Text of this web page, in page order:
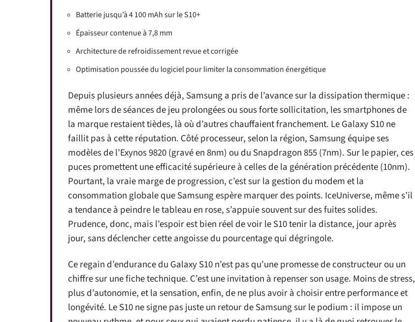
Batterie jusqu’à 4 100 mAh sur le S10+
Épaisseur contenue à 7,8 mm
Architecture de refroidissement revue et corrigée
Optimisation poussée du logiciel pour limiter la consommation énergétique
Depuis plusieurs années déjà, Samsung a pris de l’avance sur la dissipation thermique :
même lors de séances de jeu prolongées ou sous forte sollicitation, les smartphones de
la marque restaient tièdes, là où d’autres chauffaient franchement. Le Galaxy S10 ne
faillit pas à cette réputation. Côté processeur, selon la région, Samsung équipe ses
modèles de l’Exynos 9820 (gravé en 8nm) ou du Snapdragon 855 (7nm). Sur le papier, ces
puces promettent une efficacité supérieure à celles de la génération précédente (10nm).
Pourtant, la vraie marge de progression, c’est sur la gestion du modem et la
consommation globale que Samsung espère marquer des points. IceUniverse, même s’il
a tendance à peindre le tableau en rose, s’appuie souvent sur des fuites solides.
Prudence, donc, mais l’espoir est bien réel de voir le S10 tenir la distance, jour après
jour, sans déclencher cette angoisse du pourcentage qui dégringole.
Ce regain d’endurance du Galaxy S10 n’est pas qu’une promesse de constructeur ou un
chiffre sur une fiche technique. C’est une invitation à repenser son usage. Moins de stress,
plus d’autonomie, et la sensation, enfin, de ne plus avoir à choisir entre performance et
longévité. Le S10 ne signe pas juste un retour de Samsung sur le podium : il impose un